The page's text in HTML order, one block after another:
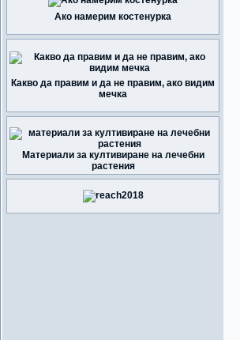
Ако намерим костенурка
Какво да правим и да не правим, ако видим
мечка
Материали за култивиране на лечебни
растения